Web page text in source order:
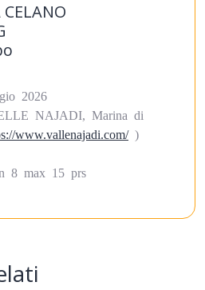
2026
NAJADI, Marina di
www.vallenajadi.com/)
8 max 15 prs